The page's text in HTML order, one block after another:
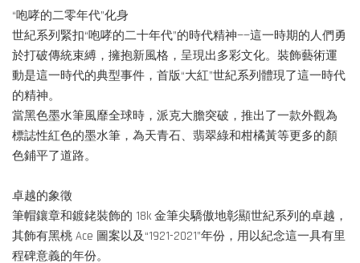
“咆哮的二零年代”化身
世紀系列緊扣“咆哮的二十年代”的時代精神——這一時期的人們勇
於打破傳統束縛，擁抱新風格，呈現出多彩文化。裝飾藝術運
動是這一時代的典型事件，首版“大紅”世紀系列體現了這一時代
的精神。
當黑色墨水筆風靡全球時，派克大膽突破，推出了一款外觀為
標誌性紅色的墨水筆，為天青石、翡翠綠和柑橘黃等更多的顏
色鋪平了道路。
卓越的象徵
筆帽鑲章和鍍銠裝飾的 18k 金筆尖驕傲地彰顯世紀系列的卓越，
其飾有黑桃 Ace 圖案以及“1921-2021”年份，用以紀念這一具有里
程碑意義的年份。